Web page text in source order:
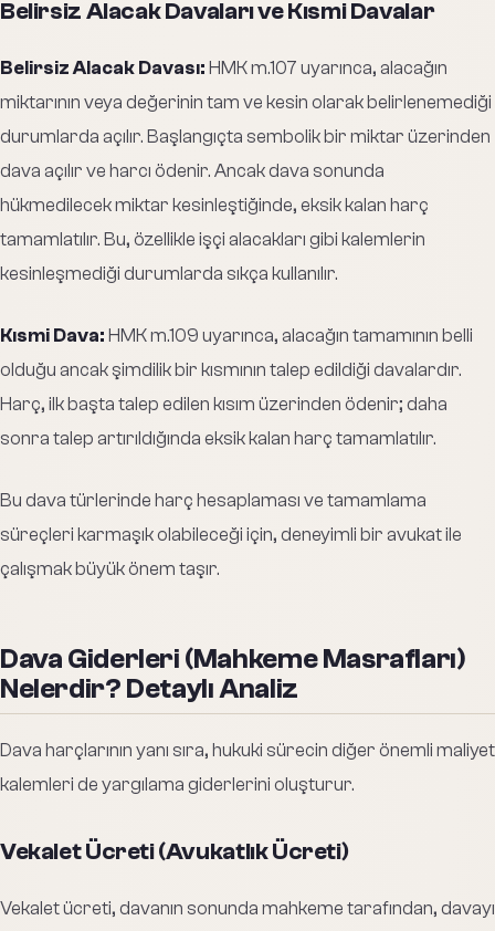
Belirsiz Alacak Davaları ve Kısmi Davalar
Belirsiz Alacak Davası: HMK m.107 uyarınca, alacağın
miktarının veya değerinin tam ve kesin olarak belirlenemediği
durumlarda açılır. Başlangıçta sembolik bir miktar üzerinden
dava açılır ve harcı ödenir. Ancak dava sonunda
hükmedilecek miktar kesinleştiğinde, eksik kalan harç
tamamlatılır. Bu, özellikle işçi alacakları gibi kalemlerin
kesinleşmediği durumlarda sıkça kullanılır.
Kısmi Dava: HMK m.109 uyarınca, alacağın tamamının belli
olduğu ancak şimdilik bir kısmının talep edildiği davalardır.
Harç, ilk başta talep edilen kısım üzerinden ödenir; daha
sonra talep artırıldığında eksik kalan harç tamamlatılır.
Bu dava türlerinde harç hesaplaması ve tamamlama
süreçleri karmaşık olabileceği için, deneyimli bir avukat ile
çalışmak büyük önem taşır.
Dava Giderleri (Mahkeme Masrafları)
Nelerdir? Detaylı Analiz
Dava harçlarının yanı sıra, hukuki sürecin diğer önemli maliyet
kalemleri de yargılama giderlerini oluşturur.
Vekalet Ücreti (Avukatlık Ücreti)
Vekalet ücreti, davanın sonunda mahkeme tarafından, davayı